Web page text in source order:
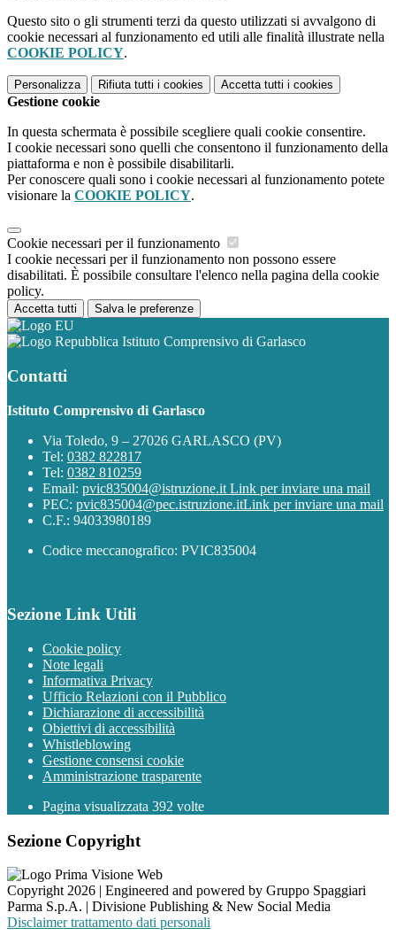
Questo sito o gli strumenti terzi da questo utilizzati si avvalgono di
cookie necessari al funzionamento ed utili alle finalità illustrate nella
COOKIE POLICY.
Personalizza Rifiuta tutti i cookies Accetta tutti i cookies
Gestione cookie
In questa schermata è possibile scegliere quali cookie consentire.
I cookie necessari sono quelli che consentono il funzionamento della
piattaforma e non è possibile disabilitarli.
Per conoscere quali sono i cookie necessari al funzionamento potete
visionare la COOKIE POLICY.
Cookie necessari per il funzionamento
I cookie necessari per il funzionamento non possono essere
disabilitati. È possibile consultare l'elenco nella pagina della cookie
policy.
Accetta tutti Salva le preferenze
Istituto Comprensivo di Garlasco
Contatti
Istituto Comprensivo di Garlasco
Via Toledo, 9 – 27026 GARLASCO (PV)
Tel: 0382 822817
Tel: 0382 810259
Email: pvic835004@istruzione.it Link per inviare una mail
PEC: pvic835004@pec.istruzione.itLink per inviare una mail
C.F.: 94033980189
Codice meccanografico: PVIC835004
Sezione Link Utili
Cookie policy
Note legali
Informativa Privacy
Ufficio Relazioni con il Pubblico
Dichiarazione di accessibilità
Obiettivi di accessibilità
Whistleblowing
Gestione consensi cookie
Amministrazione trasparente
Pagina visualizzata 392 volte
Sezione Copyright
Copyright 2026 | Engineered and powered by Gruppo Spaggiari
Parma S.p.A. | Divisione Publishing & New Social Media
Disclaimer trattamento dati personali